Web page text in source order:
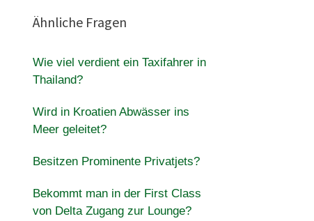
Ähnliche Fragen
Wie viel verdient ein Taxifahrer in
Thailand?
Wird in Kroatien Abwässer ins
Meer geleitet?
Besitzen Prominente Privatjets?
Bekommt man in der First Class
von Delta Zugang zur Lounge?